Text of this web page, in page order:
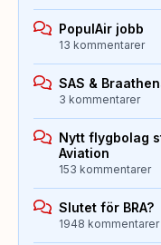
PopulAir jobb
13 kommentarer
SAS &
3 kommentarer
Nytt flygbolag
Aviation
153 kommentarer
Slutet för BRA?
1948 kommentarer